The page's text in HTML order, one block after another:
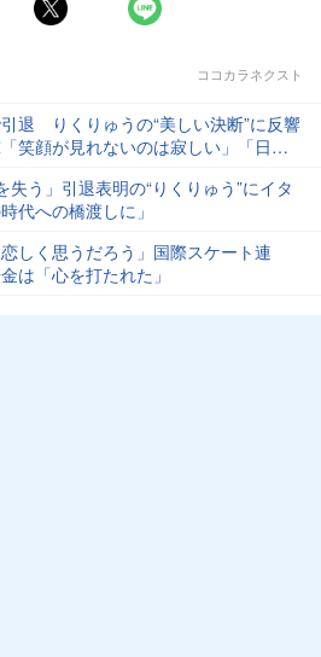
ココカラネクスト
引退 りくりゅうの“美しい決断”に反響
笑顔が見れないのは寂しい」「日本
失う」引退表明の“りくりゅう”にイタ
代への橋渡しに」
しく思うだろう」国際スケート連
は「心を打たれた」